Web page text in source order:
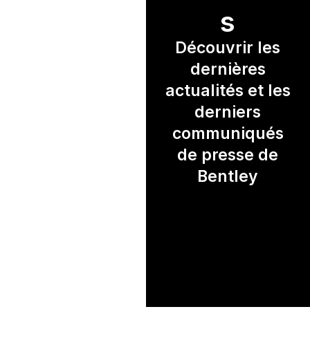
s
Découvrir les
dernières
actualités et les
derniers
communiqués
de presse de
Bentley